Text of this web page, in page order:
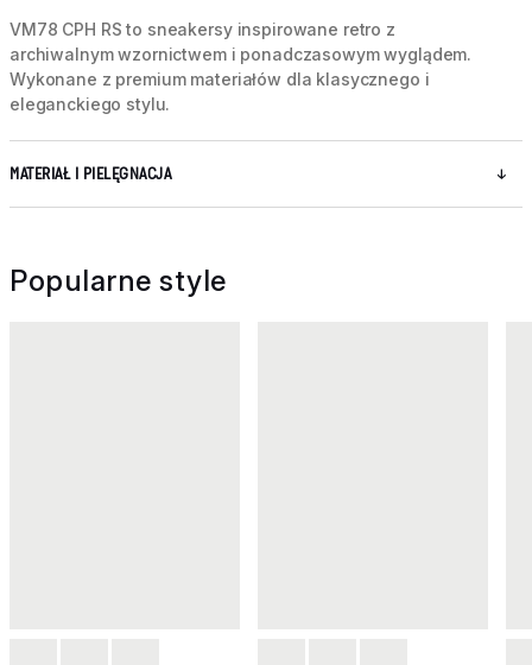
VM78 CPH RS to sneakersy inspirowane retro z
archiwalnym wzornictwem i ponadczasowym wyglądem.
Wykonane z premium materiałów dla klasycznego i
eleganckiego stylu.
MATERIAŁ I PIELĘGNACJA
Popularne style